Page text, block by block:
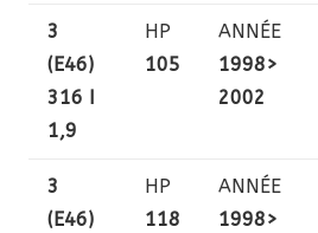
3
(E46)
316 I
1,9
HP
105
ANNÉE
1998>
2002
3
(E46)
HP
118
ANNÉE
1998>